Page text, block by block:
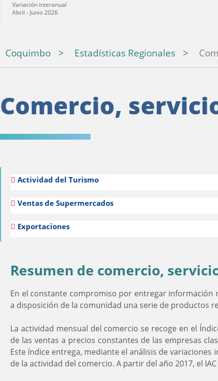
Variación interanual
Abril - Junio 2026
Coquimbo Estadísticas Regionales
Comercio,
Actividad del Turismo
Ventas de Supermercados
Exportaciones
Resumen de comercio,
En el constante compromiso por entregar información
a disposición de la comunidad una serie de productos
La actividad mensual del comercio se recoge en el
de las ventas a precios constantes de las empresas
Este índice entrega, mediante el análisis de
de la actividad del comercio. A partir del año 2017, el